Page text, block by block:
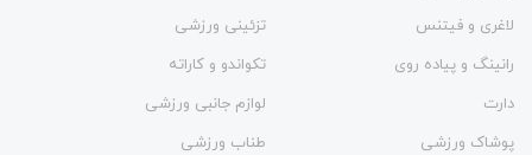
لاغری و فیتنس
تزئینی ورزشی
رانینگ و پیاده روی
تکواندو و کاراته
دارت
لوازم جانبی ورزشی
پوشاک ورزشی
طناب ورزشی